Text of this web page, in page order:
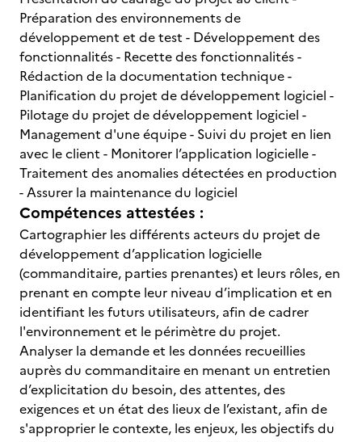
Préparation des environnements de
développement et de test - Développement des
fonctionnalités - Recette des fonctionnalités -
Rédaction de la documentation technique -
Planification du projet de développement logiciel -
Pilotage du projet de développement logiciel -
Management d'une équipe - Suivi du projet en lien
avec le client - Monitorer l’application logicielle -
Traitement des anomalies détectées en production
- Assurer la maintenance du logiciel
Compétences attestées :
Cartographier les différents acteurs du projet de
développement d’application logicielle
(commanditaire, parties prenantes) et leurs rôles, en
prenant en compte leur niveau d’implication et en
identifiant les futurs utilisateurs, afin de cadrer
l'environnement et le périmètre du projet.
Analyser la demande et les données recueillies
auprès du commanditaire en menant un entretien
d’explicitation du besoin, des attentes, des
exigences et un état des lieux de l’existant, afin de
s'approprier le contexte, les enjeux, les objectifs du